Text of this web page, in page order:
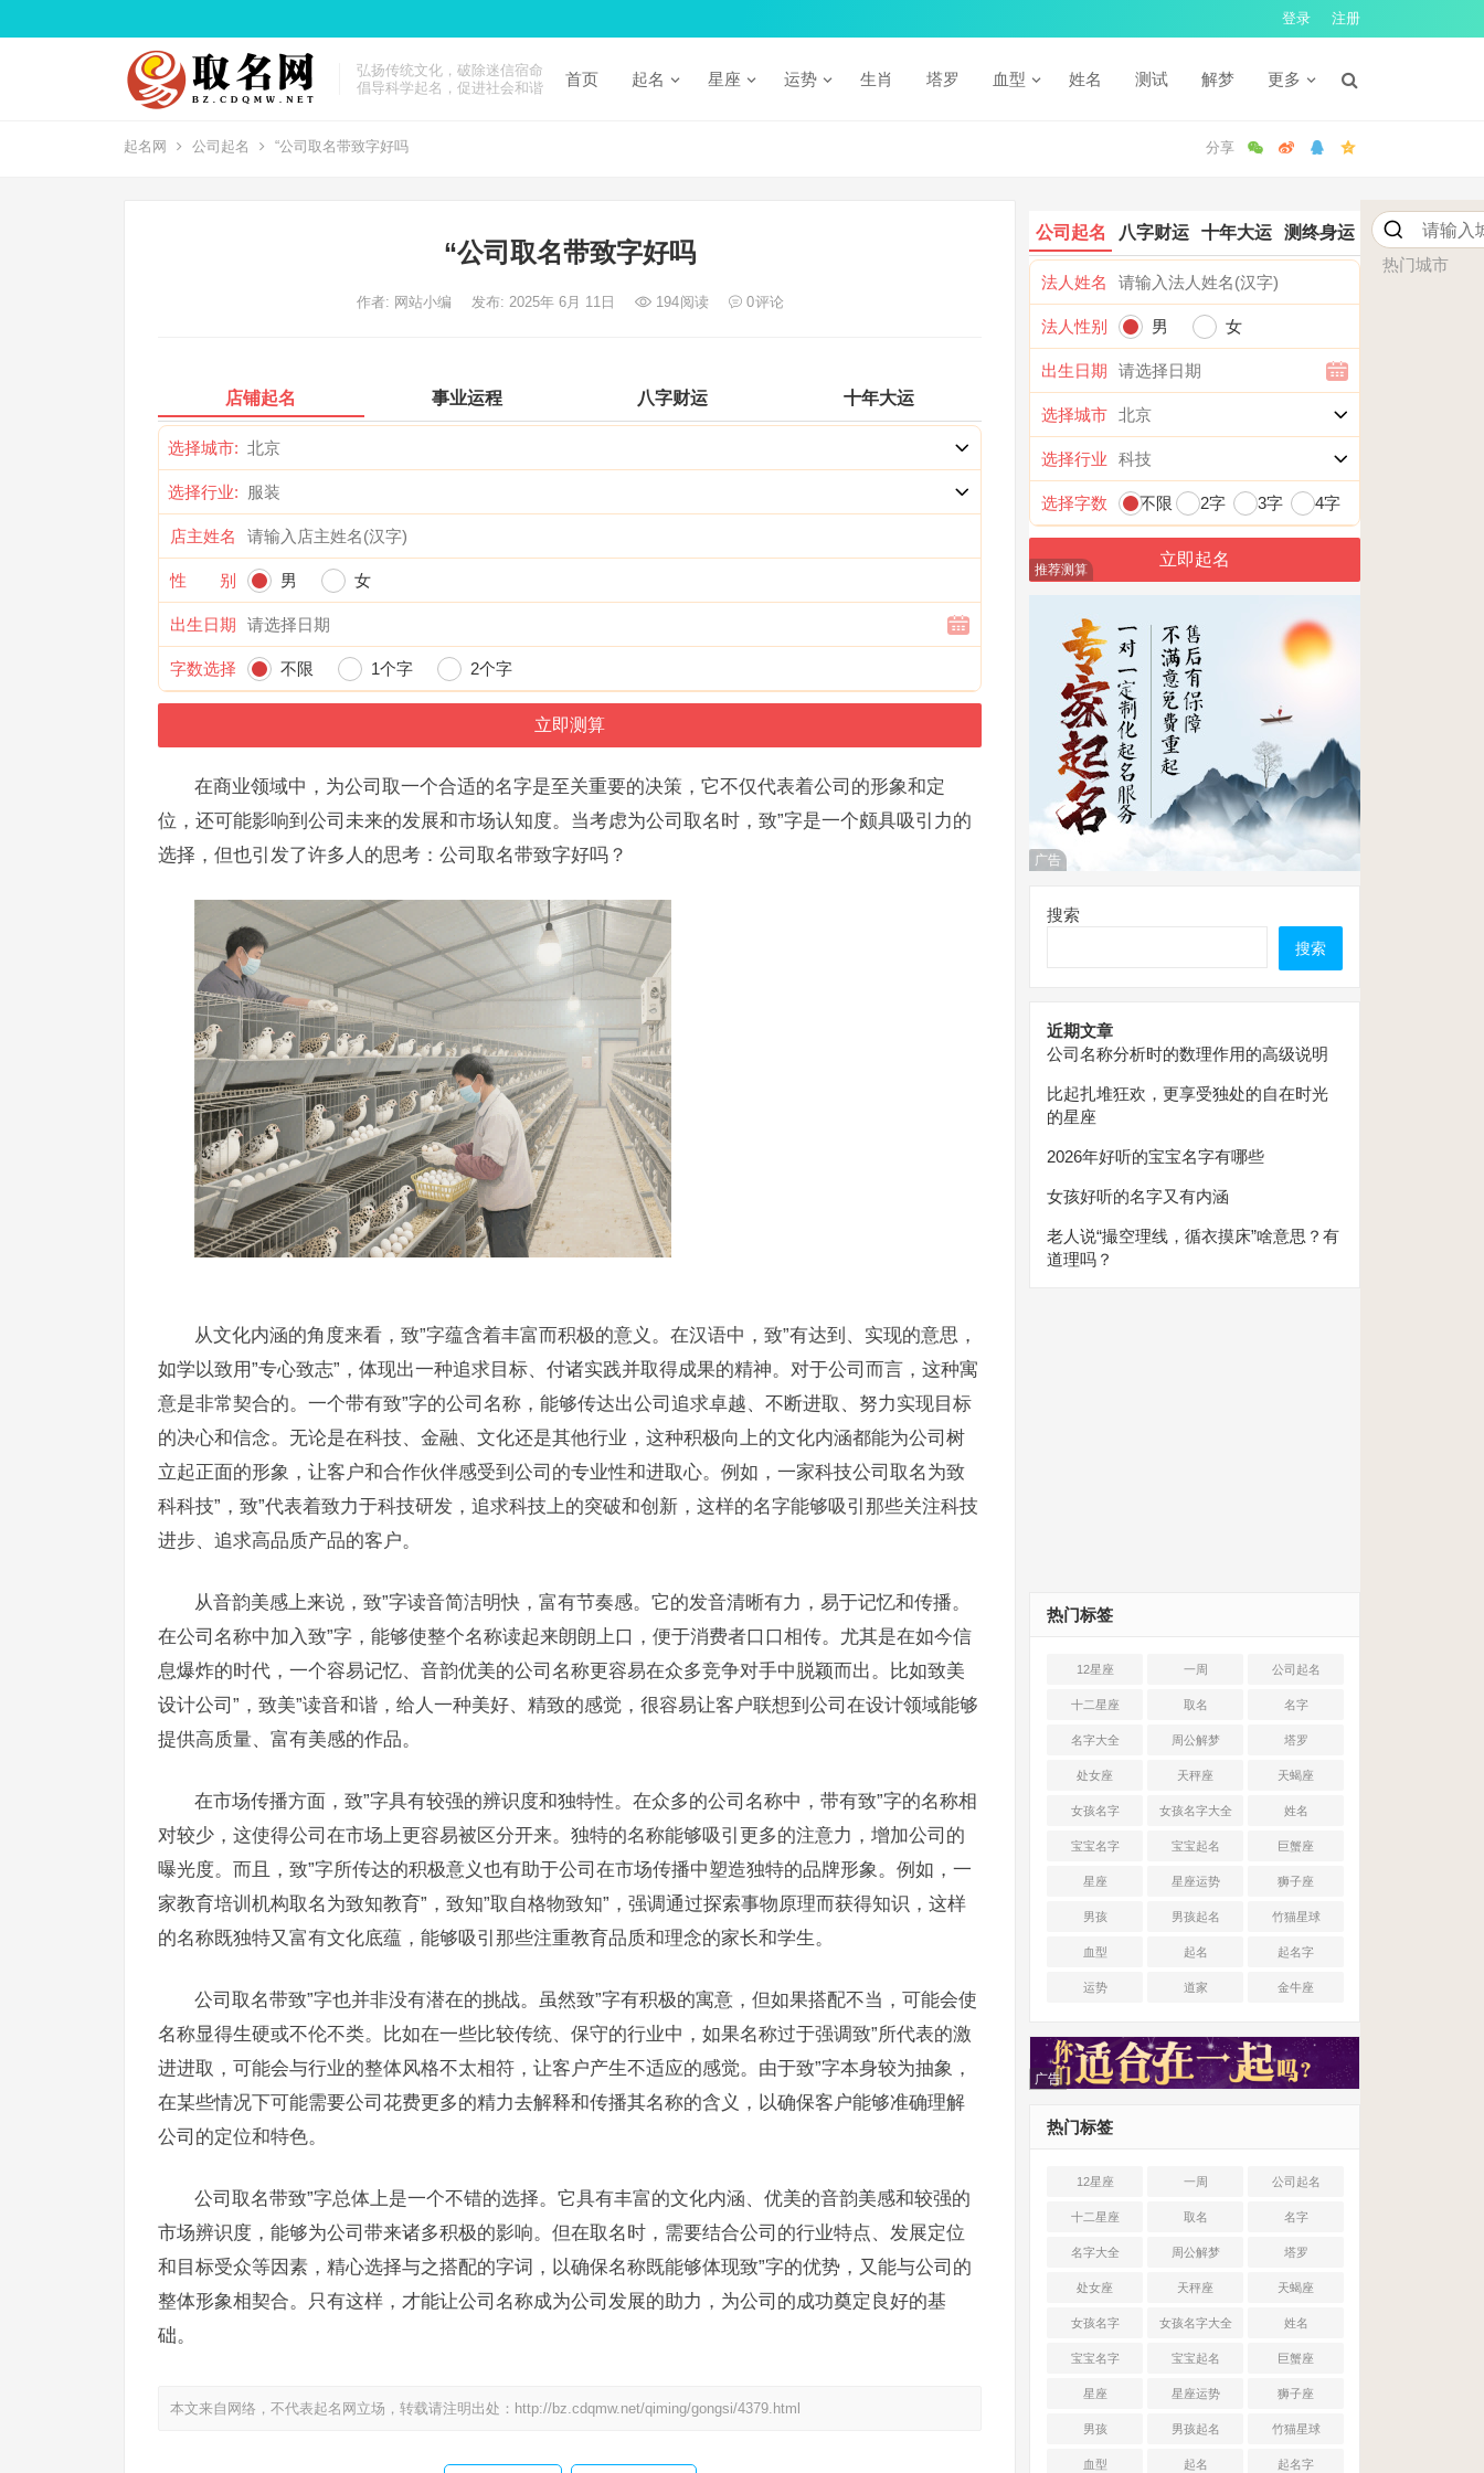
登录 注册
弘扬传统文化，破除迷信宿命
倡导科学起名，促进社会和谐
首页 起名 星座 运势 生肖 塔罗 血型 姓名 测试 解梦 更多
起名网 公司起名 “公司取名带致字好吗
“公司取名带致字好吗
作者: 网站小编 发布: 2025年 6月 11日 194阅读 0评论
店铺起名 事业运程 八字财运 十年大运
选择城市:
选择行业:
店主姓名
性 别 男 女
出生日期
字数选择 不限 1个字 2个字
在商业领域中，为公司取一个合适的名字是至关重要的决策，它不仅代表着公司的形象和定
位，还可能影响到公司未来的发展和市场认知度。当考虑为公司取名时，致”字是一个颇具吸引力的
选择，但也引发了许多人的思考：公司取名带致字好吗？
从文化内涵的角度来看，致”字蕴含着丰富而积极的意义。在汉语中，致”有达到、实现的意思，
如学以致用”专心致志”，体现出一种追求目标、付诸实践并取得成果的精神。对于公司而言，这种寓
意是非常契合的。一个带有致”字的公司名称，能够传达出公司追求卓越、不断进取、努力实现目标
的决心和信念。无论是在科技、金融、文化还是其他行业，这种积极向上的文化内涵都能为公司树
立起正面的形象，让客户和合作伙伴感受到公司的专业性和进取心。例如，一家科技公司取名为致
科科技”，致”代表着致力于科技研发，追求科技上的突破和创新，这样的名字能够吸引那些关注科技
进步、追求高品质产品的客户。
从音韵美感上来说，致”字读音简洁明快，富有节奏感。它的发音清晰有力，易于记忆和传播。
在公司名称中加入致”字，能够使整个名称读起来朗朗上口，便于消费者口口相传。尤其是在如今信
息爆炸的时代，一个容易记忆、音韵优美的公司名称更容易在众多竞争对手中脱颖而出。比如致美
设计公司”，致美”读音和谐，给人一种美好、精致的感觉，很容易让客户联想到公司在设计领域能够
提供高质量、富有美感的作品。
在市场传播方面，致”字具有较强的辨识度和独特性。在众多的公司名称中，带有致”字的名称相
对较少，这使得公司在市场上更容易被区分开来。独特的名称能够吸引更多的注意力，增加公司的
曝光度。而且，致”字所传达的积极意义也有助于公司在市场传播中塑造独特的品牌形象。例如，一
家教育培训机构取名为致知教育”，致知”取自格物致知”，强调通过探索事物原理而获得知识，这样
的名称既独特又富有文化底蕴，能够吸引那些注重教育品质和理念的家长和学生。
公司取名带致”字也并非没有潜在的挑战。虽然致”字有积极的寓意，但如果搭配不当，可能会使
名称显得生硬或不伦不类。比如在一些比较传统、保守的行业中，如果名称过于强调致”所代表的激
进进取，可能会与行业的整体风格不太相符，让客户产生不适应的感觉。由于致”字本身较为抽象，
在某些情况下可能需要公司花费更多的精力去解释和传播其名称的含义，以确保客户能够准确理解
公司的定位和特色。
公司取名带致”字总体上是一个不错的选择。它具有丰富的文化内涵、优美的音韵美感和较强的
市场辨识度，能够为公司带来诸多积极的影响。但在取名时，需要结合公司的行业特点、发展定位
和目标受众等因素，精心选择与之搭配的字词，以确保名称既能够体现致”字的优势，又能与公司的
整体形象相契合。只有这样，才能让公司名称成为公司发展的助力，为公司的成功奠定良好的基
础。
本文来自网络，不代表起名网立场，转载请注明出处： http://bz.cdqmw.net/qiming/gongsi/4379.html
公司起名 八字财运 十年大运 测终身运
法人姓名
法人性别 男 女
出生日期
选择城市
选择行业
选择字数 不限 2字 3字 4字
热门城市
推荐测算
广告
搜索
搜索
近期文章
公司名称分析时的数理作用的高级说明
比起扎堆狂欢，更享受独处的自在时光
的星座
2026年好听的宝宝名字有哪些
女孩好听的名字又有内涵
老人说“撮空理线，循衣摸床”啥意思？有
道理吗？
热门标签
12星座 一周 公司起名
十二星座 取名 名字
名字大全 周公解梦 塔罗
处女座 天秤座 天蝎座
女孩名字 女孩名字大全 姓名
宝宝名字 宝宝起名 巨蟹座
星座 星座运势 狮子座
男孩 男孩起名 竹猫星球
血型 起名 起名字
运势 道家 金牛座
广告
热门标签
12星座 一周 公司起名
十二星座 取名 名字
名字大全 周公解梦 塔罗
处女座 天秤座 天蝎座
女孩名字 女孩名字大全 姓名
宝宝名字 宝宝起名 巨蟹座
星座 星座运势 狮子座
男孩 男孩起名 竹猫星球
血型 起名 起名字